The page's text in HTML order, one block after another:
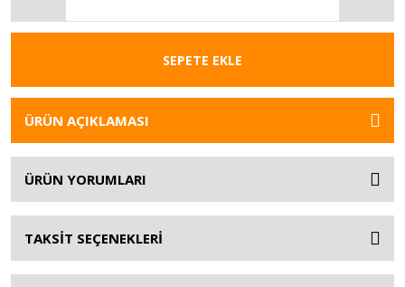
SEPETE EKLE
ÜRÜN AÇIKLAMASI
ÜRÜN YORUMLARI
TAKSİT SEÇENEKLERİ